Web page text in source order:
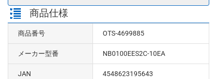
商品仕様
商品番号 OTS-4699885
メーカー型番 NB0100EES2C-10EA
JAN 4548623195643